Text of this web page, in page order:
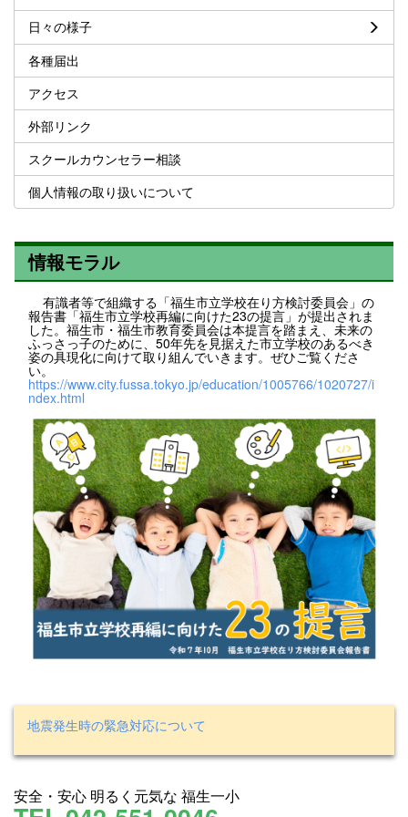
日々の様子
各種届出
アクセス
外部リンク
スクールカウンセラー相談
個人情報の取り扱いについて
情報モラル
有識者等で組織する「福生市立学校在り方検討委員会」の
報告書「福生市立学校再編に向けた23の提言」が提出されま
した。福生市・福生市教育委員会は本提言を踏まえ、未来の
ふっさっ子のために、50年先を見据えた市立学校のあるべき
姿の具現化に向けて取り組んでいきます。ぜひご覧くださ
い。
https://www.city.fussa.tokyo.jp/education/1005766/1020727/i
ndex.html
地震発生時の緊急対応について
安全・安心 明るく元気な 福生一小